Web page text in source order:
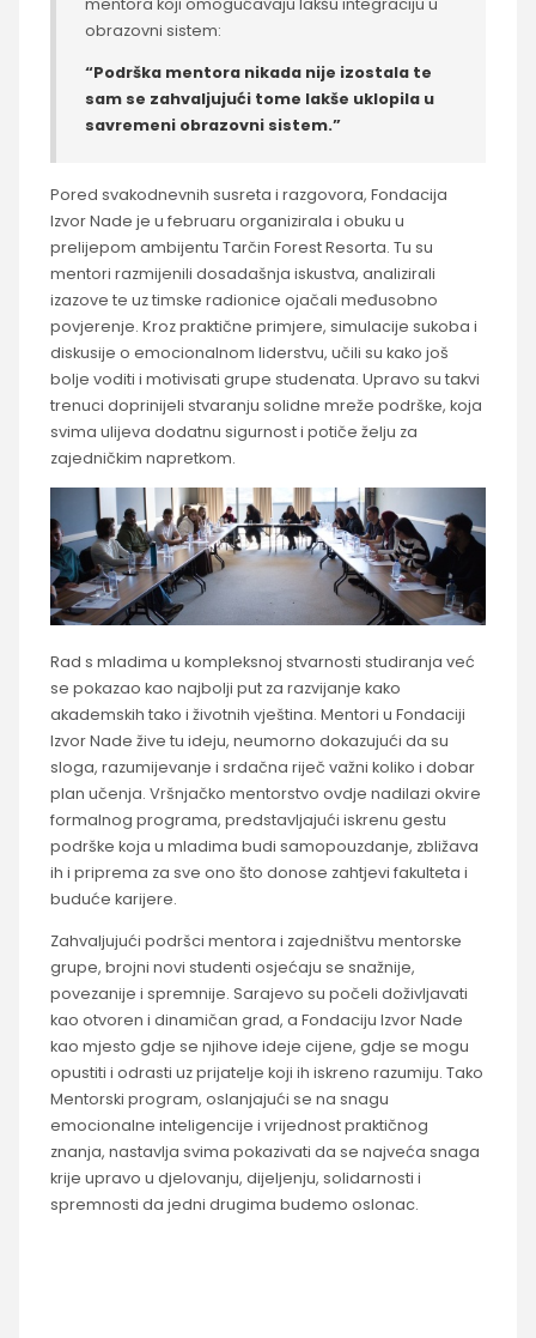
mentora koji omogućavaju lakšu integraciju u
obrazovni sistem:
“Podrška mentora nikada nije izostala te
sam se zahvaljujući tome lakše uklopila u
savremeni obrazovni sistem.”
Pored svakodnevnih susreta i razgovora, Fondacija
Izvor Nade je u februaru organizirala i obuku u
prelijepom ambijentu Tarčin Forest Resorta. Tu su
mentori razmijenili dosadašnja iskustva, analizirali
izazove te uz timske radionice ojačali međusobno
povjerenje. Kroz praktične primjere, simulacije sukoba i
diskusije o emocionalnom liderstvu, učili su kako još
bolje voditi i motivisati grupe studenata. Upravo su takvi
trenuci doprinijeli stvaranju solidne mreže podrške, koja
svima ulijeva dodatnu sigurnost i potiče želju za
zajedničkim napretkom.
Rad s mladima u kompleksnoj stvarnosti studiranja već
se pokazao kao najbolji put za razvijanje kako
akademskih tako i životnih vještina. Mentori u Fondaciji
Izvor Nade žive tu ideju, neumorno dokazujući da su
sloga, razumijevanje i srdačna riječ važni koliko i dobar
plan učenja. Vršnjačko mentorstvo ovdje nadilazi okvire
formalnog programa, predstavljajući iskrenu gestu
podrške koja u mladima budi samopouzdanje, zbližava
ih i priprema za sve ono što donose zahtjevi fakulteta i
buduće karijere.
Zahvaljujući podršci mentora i zajedništvu mentorske
grupe, brojni novi studenti osjećaju se snažnije,
povezanije i spremnije. Sarajevo su počeli doživljavati
kao otvoren i dinamičan grad, a Fondaciju Izvor Nade
kao mjesto gdje se njihove ideje cijene, gdje se mogu
opustiti i odrasti uz prijatelje koji ih iskreno razumiju. Tako
Mentorski program, oslanjajući se na snagu
emocionalne inteligencije i vrijednost praktičnog
znanja, nastavlja svima pokazivati da se najveća snaga
krije upravo u djelovanju, dijeljenju, solidarnosti i
spremnosti da jedni drugima budemo oslonac.